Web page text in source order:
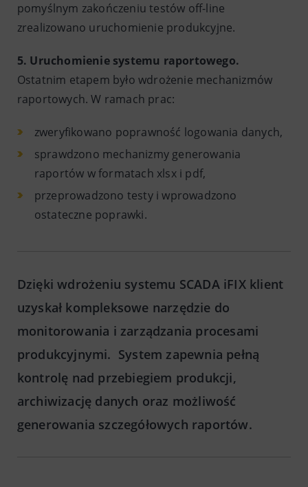
pomyślnym zakończeniu testów off-line
zrealizowano uruchomienie produkcyjne.
5. Uruchomienie systemu raportowego.
Ostatnim etapem było wdrożenie mechanizmów
raportowych. W ramach prac:
zweryfikowano poprawność logowania danych,
sprawdzono mechanizmy generowania
raportów w formatach xlsx i pdf,
przeprowadzono testy i wprowadzono
ostateczne poprawki.
Dzięki wdrożeniu systemu SCADA iFIX klient
uzyskał kompleksowe narzędzie do
monitorowania i zarządzania procesami
produkcyjnymi. System zapewnia pełną
kontrolę nad przebiegiem produkcji,
archiwizację danych oraz możliwość
generowania szczegółowych raportów.